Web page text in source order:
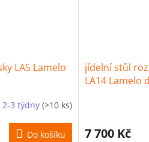
LA5 Lamelo
2-3 týdny (>10 ks)
Do košíku
jídelní stůl
LA14 Lamelo
7 700 Kč